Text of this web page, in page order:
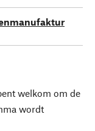
welkom om de
wordt